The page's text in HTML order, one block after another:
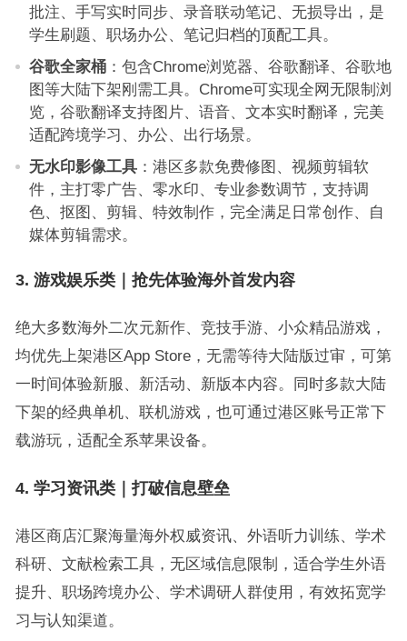
批注、手写实时同步、录音联动笔记、无损导出，是
学生刷题、职场办公、笔记归档的顶配工具。
谷歌全家桶：包含Chrome浏览器、谷歌翻译、谷歌地
图等大陆下架刚需工具。Chrome可实现全网无限制浏
览，谷歌翻译支持图片、语音、文本实时翻译，完美
适配跨境学习、办公、出行场景。
无水印影像工具：港区多款免费修图、视频剪辑软
件，主打零广告、零水印、专业参数调节，支持调
色、抠图、剪辑、特效制作，完全满足日常创作、自
媒体剪辑需求。
3. 游戏娱乐类｜抢先体验海外首发内容
绝大多数海外二次元新作、竞技手游、小众精品游戏，
均优先上架港区App Store，无需等待大陆版过审，可第
一时间体验新服、新活动、新版本内容。同时多款大陆
下架的经典单机、联机游戏，也可通过港区账号正常下
载游玩，适配全系苹果设备。
4. 学习资讯类｜打破信息壁垒
港区商店汇聚海量海外权威资讯、外语听力训练、学术
科研、文献检索工具，无区域信息限制，适合学生外语
提升、职场跨境办公、学术调研人群使用，有效拓宽学
习与认知渠道。